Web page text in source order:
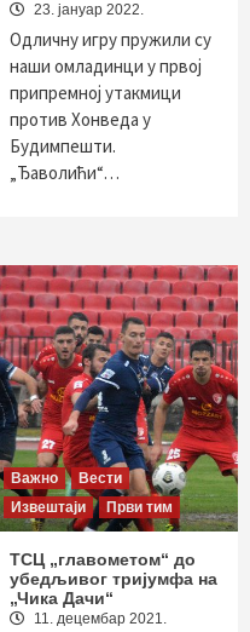
23. јануар 2022.
Одличну игру пружили су
наши омладинци у првој
припремној утакмици
против Хонведа у
Будимпешти.
„Ђаволићи“…
Важно
Вести
Извештаји
Први тим
ТСЦ „главометом“ до
убедљивог тријумфа на
„Чика Дачи“
11. децембар 2021.